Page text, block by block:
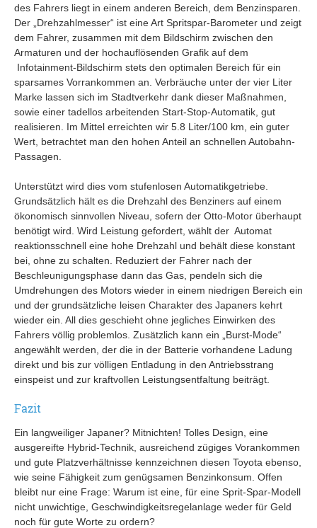
des Fahrers liegt in einem anderen Bereich, dem Benzinsparen.
Der „Drehzahlmesser“ ist eine Art Spritspar-Barometer und zeigt
dem Fahrer, zusammen mit dem Bildschirm zwischen den
Armaturen und der hochauflösenden Grafik auf dem
Infotainment-Bildschirm stets den optimalen Bereich für ein
sparsames Vorrankommen an. Verbräuche unter der vier Liter
Marke lassen sich im Stadtverkehr dank dieser Maßnahmen,
sowie einer tadellos arbeitenden Start-Stop-Automatik, gut
realisieren. Im Mittel erreichten wir 5.8 Liter/100 km, ein guter
Wert, betrachtet man den hohen Anteil an schnellen Autobahn-
Passagen.
Unterstützt wird dies vom stufenlosen Automatikgetriebe.
Grundsätzlich hält es die Drehzahl des Benziners auf einem
ökonomisch sinnvollen Niveau, sofern der Otto-Motor überhaupt
benötigt wird. Wird Leistung gefordert, wählt der Automat
reaktionsschnell eine hohe Drehzahl und behält diese konstant
bei, ohne zu schalten. Reduziert der Fahrer nach der
Beschleunigungsphase dann das Gas, pendeln sich die
Umdrehungen des Motors wieder in einem niedrigen Bereich ein
und der grundsätzliche leisen Charakter des Japaners kehrt
wieder ein. All dies geschieht ohne jegliches Einwirken des
Fahrers völlig problemlos. Zusätzlich kann ein „Burst-Mode“
angewählt werden, der die in der Batterie vorhandene Ladung
direkt und bis zur völligen Entladung in den Antriebsstrang
einspeist und zur kraftvollen Leistungsentfaltung beiträgt.
Fazit
Ein langweiliger Japaner? Mitnichten! Tolles Design, eine
ausgereifte Hybrid-Technik, ausreichend zügiges Vorankommen
und gute Platzverhältnisse kennzeichnen diesen Toyota ebenso,
wie seine Fähigkeit zum genügsamen Benzinkonsum. Offen
bleibt nur eine Frage: Warum ist eine, für eine Sprit-Spar-Modell
nicht unwichtige, Geschwindigkeitsregelanlage weder für Geld
noch für gute Worte zu ordern?